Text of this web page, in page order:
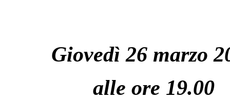
Giovedì 26 marzo
alle ore 19.00